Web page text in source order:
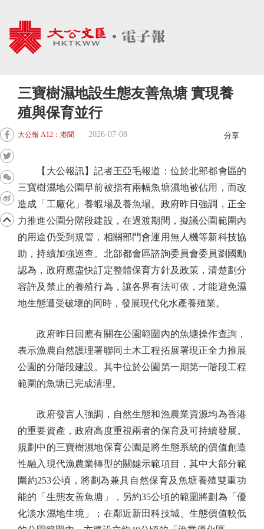
三寶樹濕地設生態友善魚塘 實現養
殖與保育並行
大公報 A12：港聞 2026-07-08 分享
【大公報訊】記者王亞毛報道：位於北部都會區的
三寶樹濕地公園早前被指有兩幅魚塘濕地被佔用，而改
造成「工廠化」養蝦場及養魚場。政府昨日強調，正全
力推進公園分階段建設，在過渡期間，擬議公園範圍內
的用途仍受到規管，相關部門會運用無人機等新科技協
助，持續加強巡查。北部都會區諮詢委員會委員劉國勳
認為，政府應盡快訂定整體保育方針及政策，清楚劃分
容許及禁止的養殖行為，讓各界有法可依，才能避免濕
地生態遭受破壞的同時，發展現代化水產養殖業。
政府昨日回應有關在公園範圍內的魚塘操作查詢，
表示漁農自然護理署聯同土木工程拓展署現正全力推展
公園的分階段建設。其中位於公園第一期第一階段工程
範圍的魚塘已完成清理。
政府發言人強調，自然生態和漁農業資源均為香港
的重要資產，政府高度重視兩者的保育及可持續發展。
規劃中的三寶樹濕地保育公園是將生態系統的價值創造
性融入現代漁農業轉型的關鍵示範項目，其中大部分範
圍約253公頃，將劃為兼具自然保育及魚塘養殖雙重功
能的「生態友善魚塘」，另約35公頃的範圍將劃為「優
化淡水濕地生境」；在鄰近新田科技城、生態價值較低